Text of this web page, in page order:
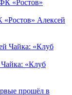
Алексей
«Клуб